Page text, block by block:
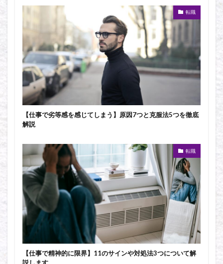
転職
【仕事で劣等感を感じてしまう】原因7つと克服法5つを徹底
解説
転職
【仕事で精神的に限界】11のサインや対処法3つについて解